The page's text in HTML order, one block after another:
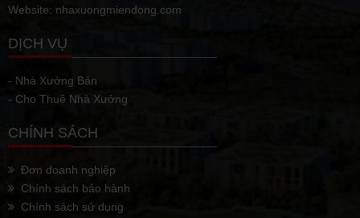
Website: nhaxuongmiendong.com
DỊCH VỤ
- Nhà Xưởng Bán
- Cho Thuê Nhà Xưởng
CHÍNH SÁCH
Đơn doanh nghiệp
Chính sách bảo hành
Chính sách sử dụng